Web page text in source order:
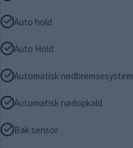
Auto hold
Auto Hold
Automatisk nødbremsesystem
Automatisk nødopkald
Bak sensor